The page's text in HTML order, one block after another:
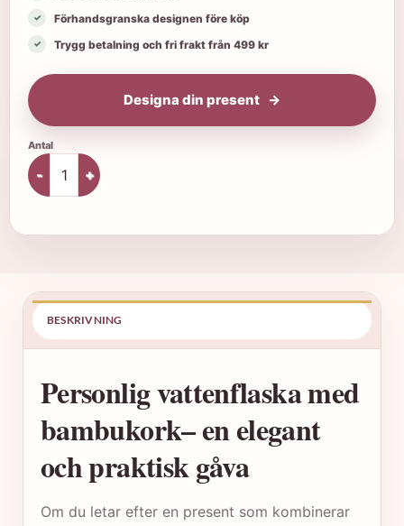
Förhandsgranska designen före köp
Trygg betalning och fri frakt från 499 kr
Designa din present
Vattenflaska med bambukork mängd
BESKRIVNING
Personlig vattenflaska med
bambukork– en elegant
och praktisk gåva
Om du letar efter en present som kombinerar